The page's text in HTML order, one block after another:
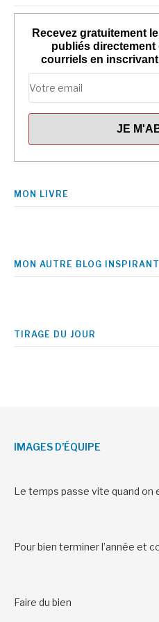
Recevez gratuitement
publiés
courriels en
MON LIVRE
MON AUTRE BLOG
TIRAGE DU JOUR
IMAGES D’ÉQUIPE
Le temps passe vite quand on
Pour bien terminer l’année et
Faire du bien